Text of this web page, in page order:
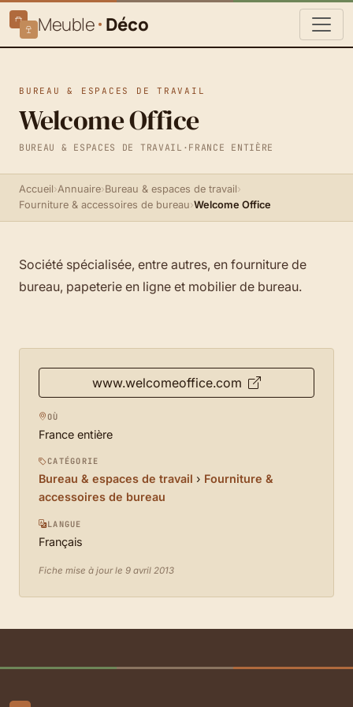
Meuble Déco
BUREAU & ESPACES DE TRAVAIL
Welcome Office
BUREAU & ESPACES DE TRAVAIL · FRANCE ENTIÈRE
Accueil›Annuaire›Bureau & espaces de travail›
Fourniture & accessoires de bureau›Welcome Office
Société spécialisée, entre autres, en fourniture de
bureau, papeterie en ligne et mobilier de bureau.
www.welcomeoffice.com
OÙ
France entière
CATÉGORIE
Bureau & espaces de travail › Fourniture &
accessoires de bureau
LANGUE
Français
Fiche mise à jour le 9 avril 2013